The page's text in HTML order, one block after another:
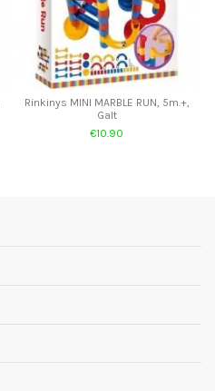
Rinkinys MINI MARBLE RUN, 5m.+,
Galt
€10.90